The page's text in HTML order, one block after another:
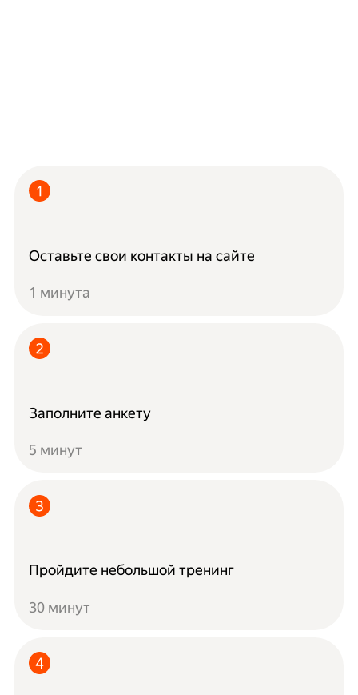
Оставьте свои контакты на сайте
1 минута
Заполните анкету
5 минут
Пройдите небольшой тренинг
30 минут